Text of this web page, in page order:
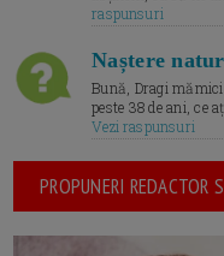
raspunsuri
Naștere
Bună, Dragi
peste 38 de ani, ce
Vezi raspunsuri
PROPUNERI REDACTOR